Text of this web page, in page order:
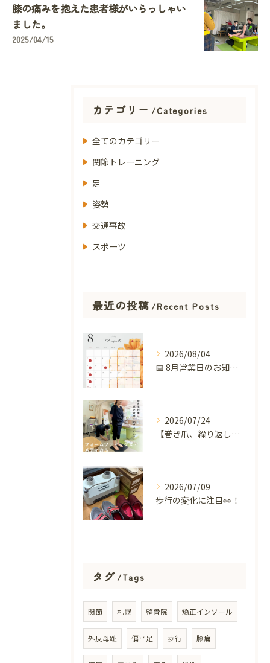
膝の痛みを抱えた患者様がいらっしゃい
ました。
2025/04/15
カテゴリー Categories
全てのカテゴリー
関節トレーニング
足
姿勢
交通事故
スポーツ
最近の投稿 Recent Posts
2026/08/04
📅 8月営業日のお知らせ 🌻
2026/07/24
【巻き爪、繰り返していませんか？】
2026/07/09
歩行の変化に注目👀！
タグ Tags
関節 札幌 整骨院 矯正インソール
外反母趾 偏平足 歩行 膝痛